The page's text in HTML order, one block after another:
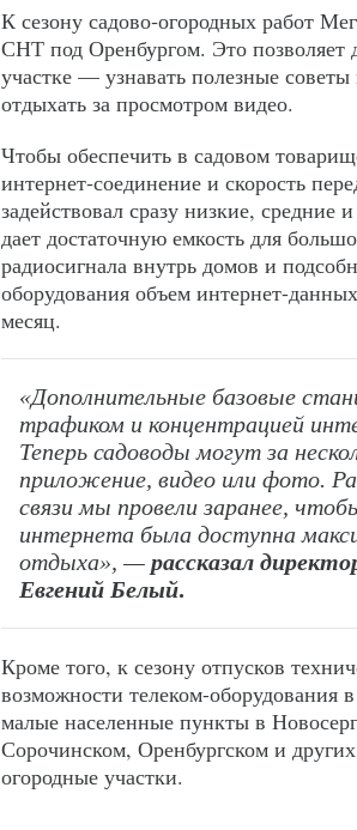
К сезону садово‑огородных работ
СНТ под Оренбургом. Это позволяет
участке — узнавать полезные
отдыхать за просмотром видео.
Чтобы обеспечить в садовом
интернет‑соединение и скорость
задействовал сразу низкие,
дает достаточную емкость для
радиосигнала внутрь домов и
оборудования объем интернет-
месяц.
«Дополнительные базовые
трафиком и концентрацией
Теперь садоводы могут за
приложение, видео или фото.
связи мы провели заранее,
интернета была доступна
отдыха», — рассказал
Евгений Белый.
Кроме того, к сезону отпусков
возможности телеком-
малые населенные пункты в
Сорочинском, Оренбургском и
огородные участки.